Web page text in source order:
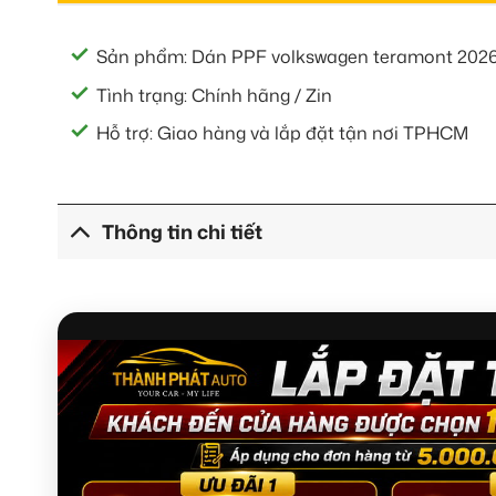
Sản phẩm: Dán PPF volkswagen teramont
Tình trạng: Chính hãng / Zin
Hỗ trợ: Giao hàng và lắp đặt tận nơi TPHCM
Thông tin chi tiết